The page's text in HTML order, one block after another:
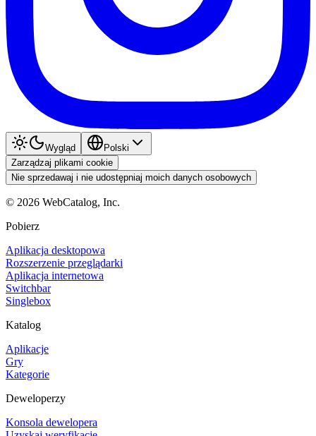
Wygląd
Polski
Zarządzaj plikami cookie
Nie sprzedawaj i nie udostępniaj moich danych osobowych
© 2026 WebCatalog, Inc.
Pobierz
Aplikacja desktopowa
Rozszerzenie przeglądarki
Aplikacja internetowa
Switchbar
Singlebox
Katalog
Aplikacje
Gry
Kategorie
Deweloperzy
Konsola dewelopera